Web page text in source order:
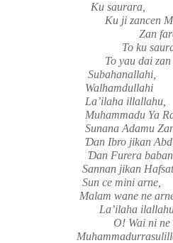
Ku saurara,
Ku ji zancen
Zan
To ku
To yau dai zan
Subahanallahi,
Walhamdullahi
La’ilaha illallahu,
Muhammadu Ya
Sunana Adamu
Ɗan Ibro jikan
Ɗan Furera
Sannan jikan
Sun ce mini arne,
Malam wane ne
La’ilaha
O! Wai ni ne